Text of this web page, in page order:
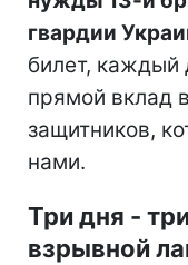
гвардии
билет, каждый
прямой вклад
защитников,
нами.
Три дня -
взрывной